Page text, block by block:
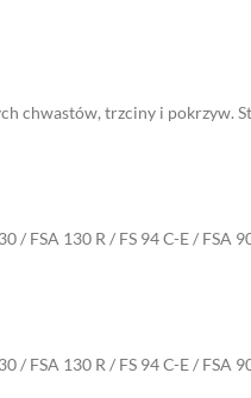
chwastów, trzciny i pokrzyw.
/ FSA 130 R / FS 94 C-E / FSA
/ FSA 130 R / FS 94 C-E / FSA